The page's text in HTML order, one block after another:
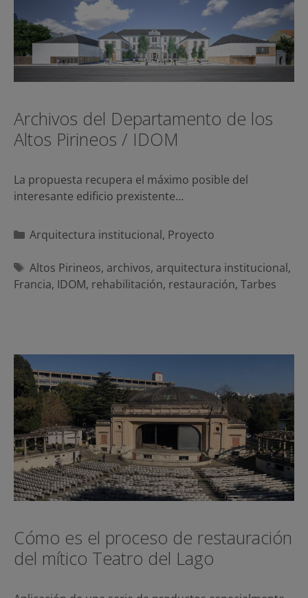
Archivos del Departamento de los
Altos Pirineos / IDOM
La propuesta recupera el máximo posible del
interesante edificio prexistente…
Categorías
Arquitectura institucional, Proyecto
Etiquetas
Altos Pirineos, archivos, arquitectura institucional,
Francia, IDOM, rehabilitación, restauración, Tarbes
Cómo es el proceso de restauración
del mítico Teatro del Lago